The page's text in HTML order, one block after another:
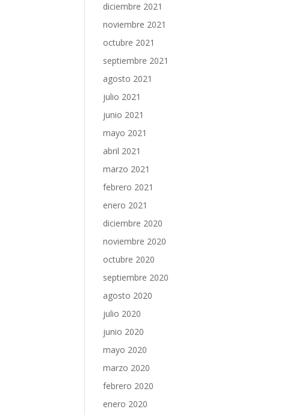
diciembre 2021
noviembre 2021
octubre 2021
septiembre 2021
agosto 2021
julio 2021
junio 2021
mayo 2021
abril 2021
marzo 2021
febrero 2021
enero 2021
diciembre 2020
noviembre 2020
octubre 2020
septiembre 2020
agosto 2020
julio 2020
junio 2020
mayo 2020
marzo 2020
febrero 2020
enero 2020